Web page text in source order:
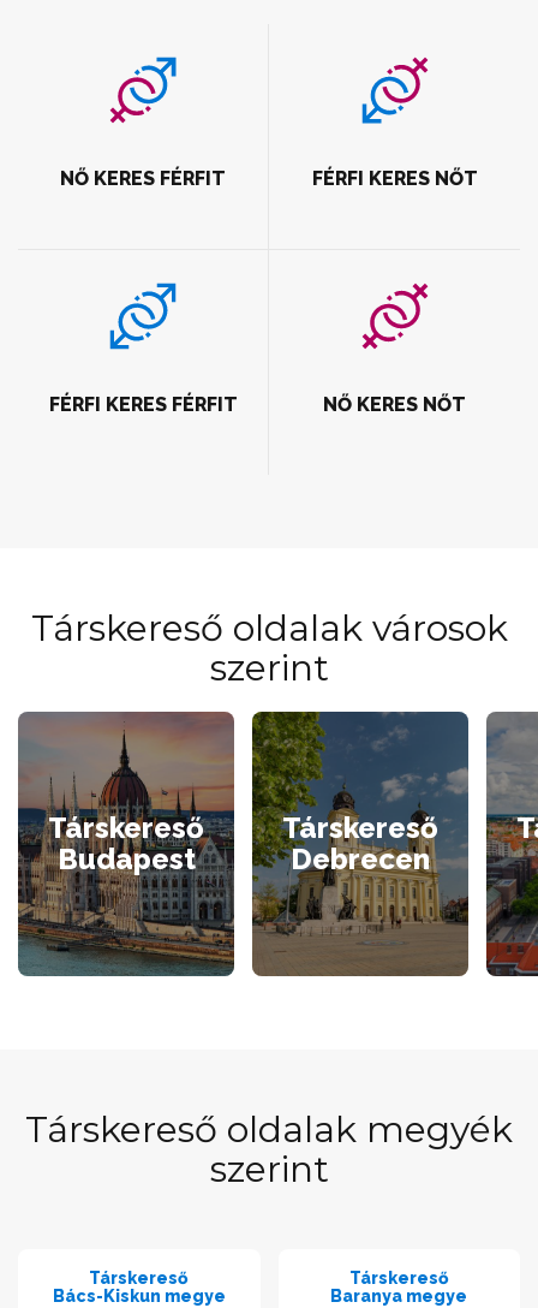
NŐ KERES FÉRFIT FÉRFI KERES NŐT
FÉRFI KERES FÉRFIT NŐ KERES NŐT
Társkereső oldalak városok
szerint
Társkereső
Budapest
Társkereső
Debrecen
Társkereső oldalak megyék
szerint
Társkereső
Bács-Kiskun megye
Társkereső
Baranya megye